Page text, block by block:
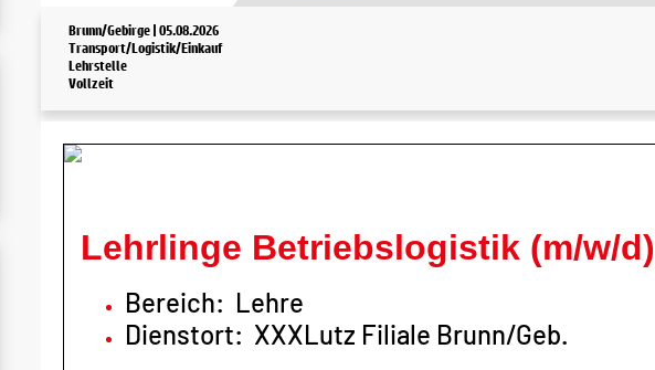
Brunn/Gebirge | 05.08.2026
Transport/Logistik/Einkauf
Lehrstelle
Vollzeit
Lehrlinge Betriebslogistik (m/w/d)
Bereich: Lehre
Dienstort: XXXLutz Filiale Brunn/Geb.